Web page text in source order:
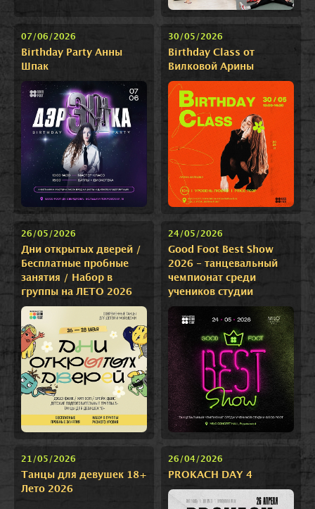
07/06/2026
Birthday Party Анны
Шпак
30/05/2026
Birthday Class от
Вилковой Арины
26/05/2026
Дни открытых дверей /
Бесплатные пробные
занятия / Набор в
группы на ЛЕТО 2026
24/05/2026
Good Foot Best Show
2026 - танцевальный
чемпионат среди
учеников студии
21/05/2026
Танцы для девушек 18+
Лето 2026
26/04/2026
PROKACH DAY 4